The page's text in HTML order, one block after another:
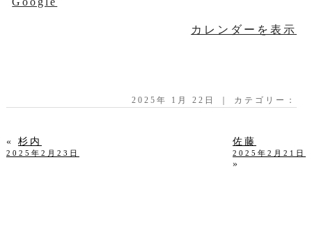
カレンダーを表示
2025年 1月 22日 ｜ カテゴリー：
« 杉内
2025年2月23日
佐藤
2025年2月21日
»